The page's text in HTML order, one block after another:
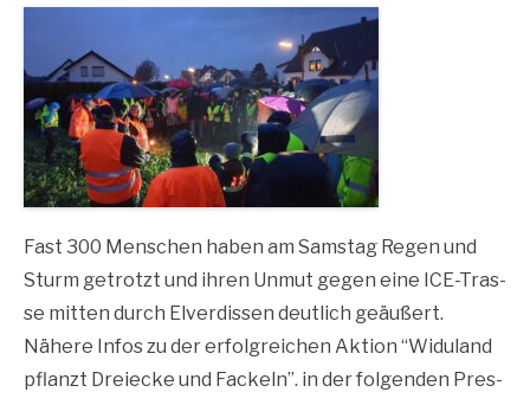
Fast 300 Men­schen haben am Sams­tag Regen und
Sturm getrotzt und ihren Unmut gegen eine ICE-Tras­
se mit­ten durch Elver­dis­sen deut­lich geäußert.
Nähe­re Infos zu der erfolg­rei­chen Akti­on “Widu­land
pflanzt Drei­ecke und Fackeln”. in der fol­gen­den Pres­